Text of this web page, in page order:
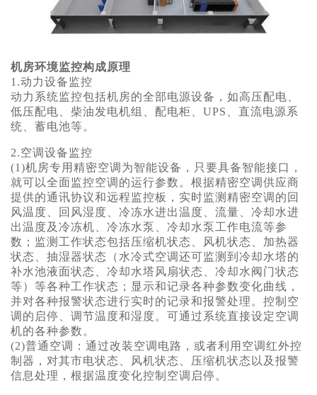
机房环境监控构成原理
1.动力设备监控
动力系统监控包括机房的全部电源设备，如高压配电、
低压配电、柴油发电机组、配电柜、UPS、直流电源系
统、蓄电池等。
2.空调设备监控
(1)机房专用精密空调为智能设备，只要具备智能接口，
就可以全面监控空调的运行参数。根据精密空调供应商
提供的通讯协议和远程监控板，实时监测精密空调的回
风温度、回风湿度、冷冻水进出温度、流量、冷却水进
出温度及冷冻机、冷冻水泵、冷却水泵工作电流等参
数；监测工作状态包括压缩机状态、风机状态、加热器
状态、抽湿器状态（水冷式空调还可监测到冷却水塔的
补水池液面状态、冷却水塔风扇状态、冷却水阀门状态
等）等各种工作状态；显示和记录各种参数变化曲线，
并对各种报警状态进行实时的记录和报警处理。控制空
调的启停、调节温度和湿度。可通过系统直接设定空调
机的各种参数。
(2)普通空调：通过改装空调电路，或者利用空调红外控
制器，对其市电状态、风机状态、压缩机状态以及报警
信息处理，根据温度变化控制空调启停。